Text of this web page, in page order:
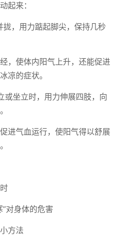
起来：
拢，用力踮起脚尖，保持几秒
，使体内阳气上升，还能促进
凉的症状。
或坐立时，用力伸展四肢，向
进气血运行，使阳气得以舒展
对身体的危害
方法